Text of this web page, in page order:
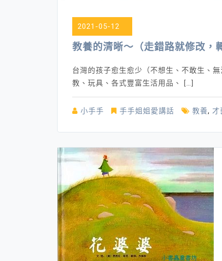
2021-05-12
教養的清晰～（走錯路就修改，
台灣的孩子愈生愈少（不想生、不敢生、
教、玩具、各式豐富生活用品、 […]
小手手 手手姐姐愛講話 教養, 才